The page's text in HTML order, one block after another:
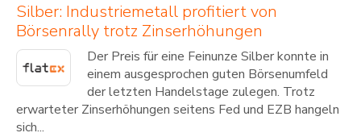
Silber: Industriemetall profitiert von
Börsenrally trotz Zinserhöhungen
Der Preis für eine Feinunze Silber konnte in
einem ausgesprochen guten Börsenumfeld
der letzten Handelstage zulegen. Trotz
erwarteter Zinserhöhungen seitens Fed und EZB hangeln
sich...